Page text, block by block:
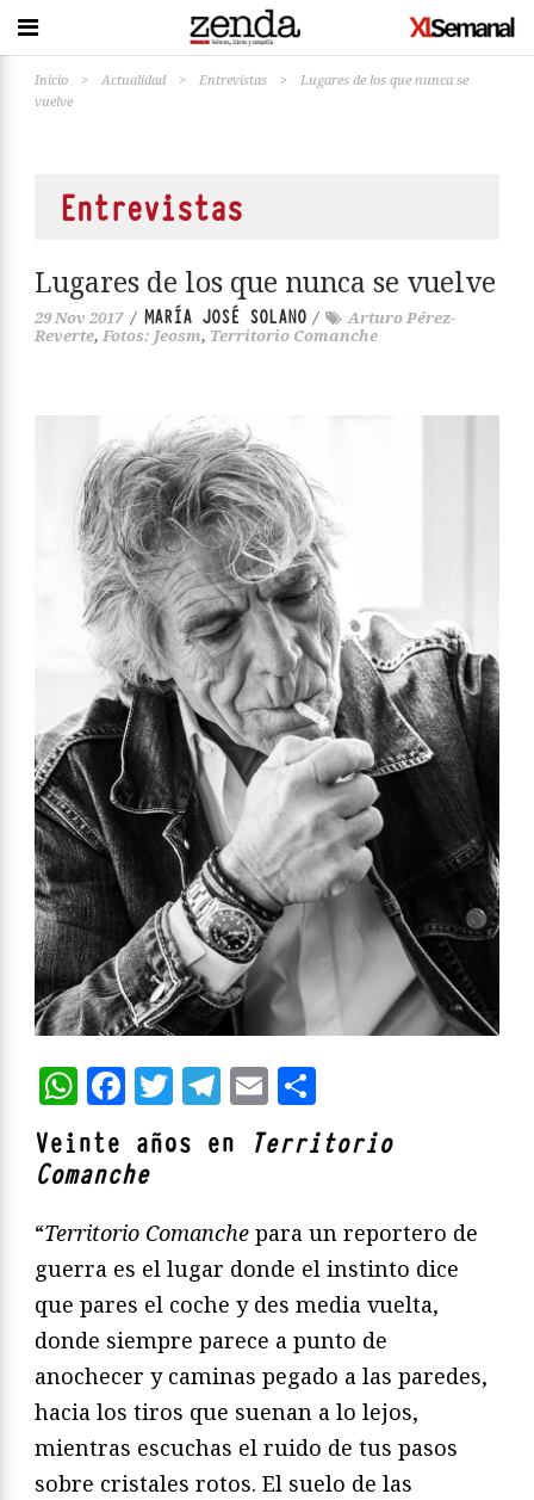
Inicio > Actualidad > Entrevistas >
Lugares de los que nunca se
vuelve
Entrevistas
Lugares de los que nunca se vuelve
29 Nov 2017 / MARÍA JOSÉ SOLANO /
Arturo Pérez-
Reverte, Fotos: Jeosm, Territorio Comanche
WhatsApp
Facebook
Twitter
Telegram
Email
Veinte años en
Territorio
Comanche
“Territorio Comanche para un reportero de
guerra es el lugar donde el instinto dice
que pares el coche y des media vuelta,
donde siempre parece a punto de
anochecer y caminas pegado a las paredes,
hacia los tiros que suenan a lo lejos,
mientras escuchas el ruido de tus pasos
sobre cristales rotos. El suelo de las